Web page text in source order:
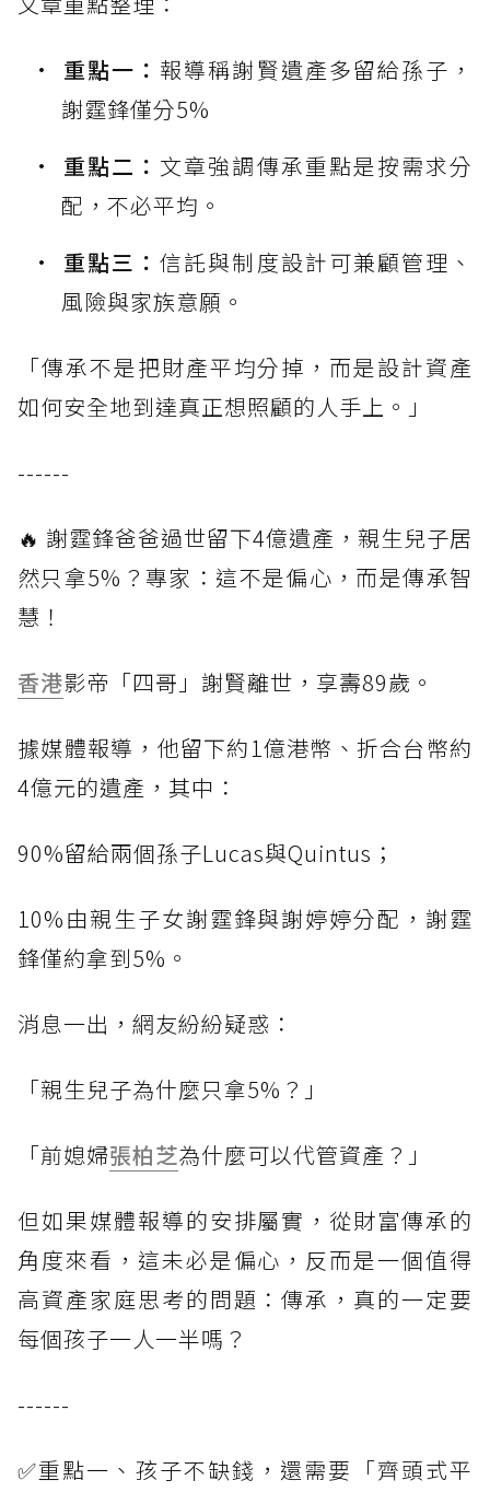
重點一： 報導稱謝賢遺產多留給孫子，
謝霆鋒僅分5%
重點二： 文章強調傳承重點是按需求分
配，不必平均。
重點三：信託與制度設計可兼顧管理、
風險與家族意願。
「傳承不是把財產平均分掉，而是設計資產
如何安全地到達真正想照顧的人手上。」
------
🔥 謝霆鋒爸爸過世留下4億遺產，親生兒子居
然只拿5%？專家：這不是偏心，而是傳承智
慧！
香港影帝「四哥」謝賢離世，享壽89歲。
據媒體報導，他留下約1億港幣、折合台幣約
4億元的遺產，其中：
90%留給兩個孫子Lucas與Quintus；
10%由親生子女謝霆鋒與謝婷婷分配，謝霆
鋒僅約拿到5%。
消息一出，網友紛紛疑惑：
「親生兒子為什麼只拿5%？」
「前媳婦張柏芝為什麼可以代管資產？」
但如果媒體報導的安排屬實，從財富傳承的
角度來看，這未必是偏心，反而是一個值得
高資產家庭思考的問題：傳承，真的一定要
每個孩子一人一半嗎？
------
✅重點一、孩子不缺錢，還需要「齊頭式平